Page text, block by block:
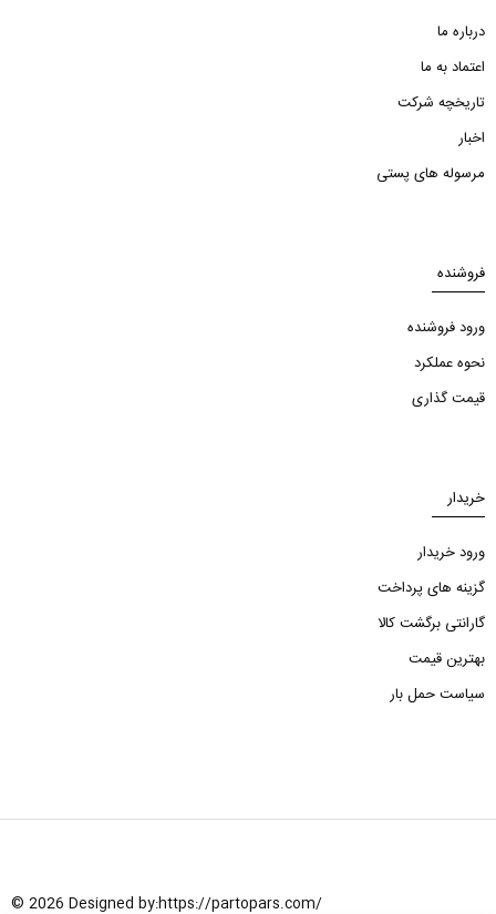
درباره ما
اعتماد به ما
تاریخچه شرکت
اخبار
مرسوله های پستی
فروشنده
ورود فروشنده
نحوه عملکرد
قیمت گذاری
خریدار
ورود خریدار
گزینه های پرداخت
گارانتی برگشت کالا
بهترین قیمت
سیاست حمل بار
© 2026 Designed by:https://partopars.com/